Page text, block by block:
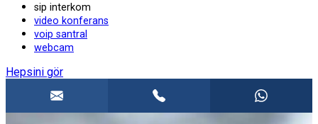
sip interkom
video konferans
voip santral
webcam
Hepsini gör